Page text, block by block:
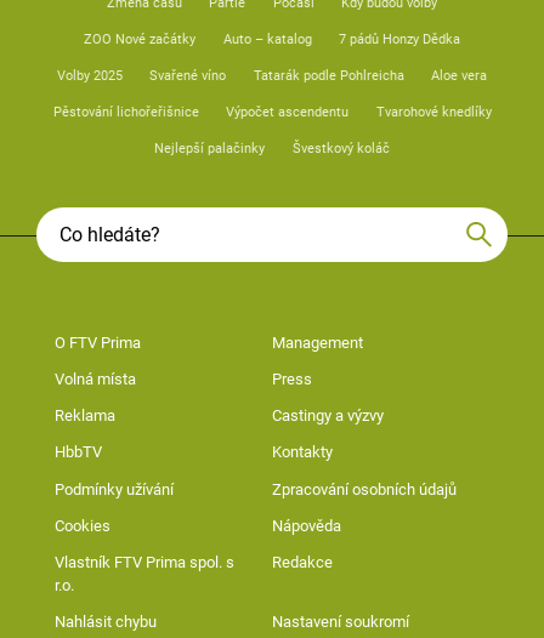
Změna času Partie Počasí Kdy budou volby
ZOO Nové začátky Auto – katalog 7 pádů Honzy Dědka
Volby 2025 Svařené víno Tatarák podle Pohlreicha Aloe vera
Pěstování lichořeřišnice Výpočet ascendentu Tvarohové knedlíky
Nejlepší palačinky Švestkový koláč
O FTV Prima Management
Volná místa Press
Reklama Castingy a výzvy
HbbTV Kontakty
Podmínky užívání Zpracování osobních údajů
Cookies Nápověda
Vlastník FTV Prima spol. s
r.o.
Redakce
Nahlásit chybu Nastavení soukromí